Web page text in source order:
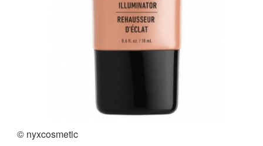
© nyxcosmetic